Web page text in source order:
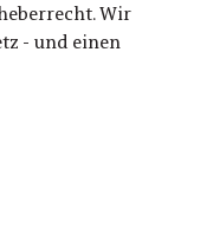
Wir
- und einen